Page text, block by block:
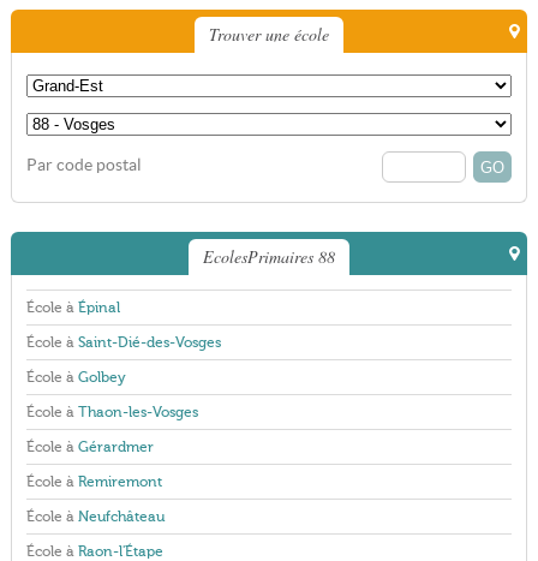
Trouver une école
Par code postal
EcolesPrimaires 88
École à Épinal
École à Saint-Dié-des-Vosges
École à Golbey
École à Thaon-les-Vosges
École à Gérardmer
École à Remiremont
École à Neufchâteau
École à Raon-l'Étape